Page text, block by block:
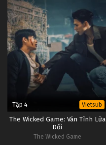
Tập 4 Vietsub
The Wicked Game: Ván Tình Lừa
Dối
The Wicked Game